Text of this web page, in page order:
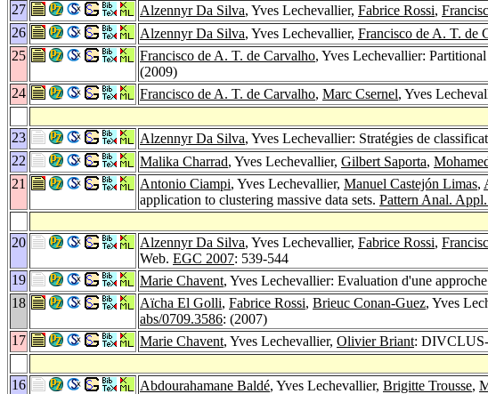
27
Alzennyr Da Silva, Yves Lechevallier, Fabrice Rossi,
26
Alzennyr Da Silva, Yves Lechevallier, Francisco de A. T. de
25
Francisco de A. T. de Carvalho, Yves Lechevallier:
(2009)
24
Francisco de A. T. de Carvalho, Marc Csernel, Yves
23
Alzennyr Da Silva, Yves Lechevallier: Stratégies de
22
Malika Charrad, Yves Lechevallier, Gilbert Saporta,
21
Antonio Ciampi, Yves Lechevallier, Manuel Castejón Limas,
application to clustering massive data sets. Pattern Anal. Appl.
20
Alzennyr Da Silva, Yves Lechevallier, Fabrice Rossi,
Web. EGC 2007: 539-544
19
Marie Chavent, Yves Lechevallier: Evaluation d'une
18
Aïcha El Golli, Fabrice Rossi, Brieuc Conan-Guez, Yves
abs/0709.3586: (2007)
17
Marie Chavent, Yves Lechevallier, Olivier Briant: DIVCLUS-
16
Abdourahamane Baldé, Yves Lechevallier, Brigitte Trousse,